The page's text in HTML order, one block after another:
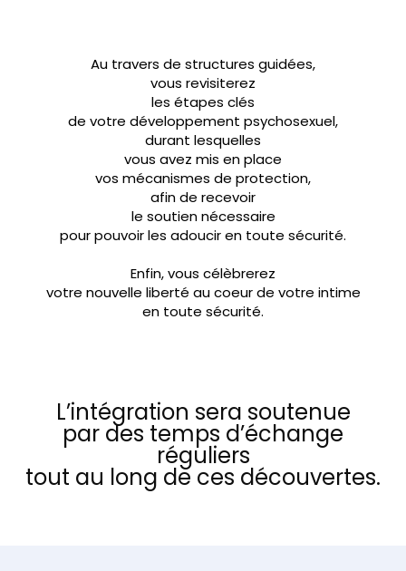
Au travers de structures guidées,
vous revisiterez
les étapes clés
de votre développement psychosexuel,
durant lesquelles
vous avez mis en place
vos mécanismes de protection,
afin de recevoir
le soutien nécessaire
pour pouvoir les adoucir en toute sécurité.
Enfin, vous célèbrerez
votre nouvelle liberté au coeur de votre intime
en toute sécurité.
L’intégration sera soutenue
par des temps d’échange
réguliers
tout au long de ces découvertes.